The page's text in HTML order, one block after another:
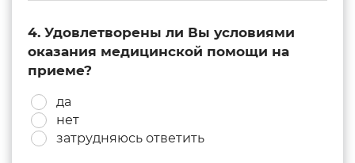
4. Удовлетворены ли Вы условиями
оказания медицинской помощи на
приеме?
да
нет
затрудняюсь ответить